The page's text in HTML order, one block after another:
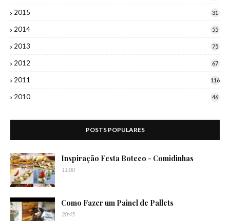
2015 31
2014 55
2013 75
2012 67
2011 116
2010 46
POSTS POPULARES
Inspiração Festa Boteco - Comidinhas
11:00
Como Fazer um Painel de Pallets
20:45